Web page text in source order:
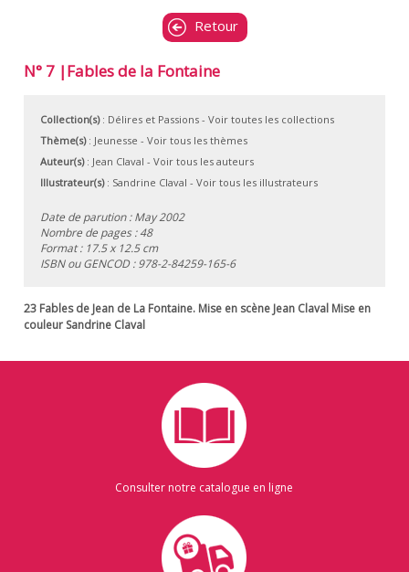
Retour
N° 7 |Fables de la Fontaine
Collection(s): Délires et Passions - Voir toutes les collections
Thème(s): Jeunesse - Voir tous les thèmes
Auteur(s): Jean Claval - Voir tous les auteurs
Illustrateur(s): Sandrine Claval - Voir tous les illustrateurs
Date de parution : May 2002
Nombre de pages : 48
Format : 17.5 x 12.5 cm
ISBN ou GENCOD :978-2-84259-165-6
23 Fables de Jean de La Fontaine. Mise en scène Jean Claval Mise en
couleur Sandrine Claval
Consulter notre catalogue en ligne